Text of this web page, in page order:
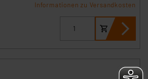
Informationen zu Versandkosten